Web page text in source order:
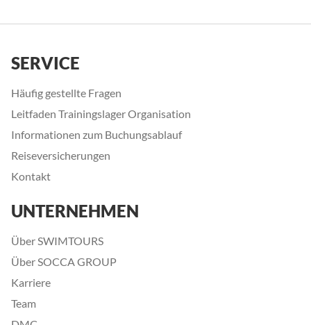
SERVICE
Häufig gestellte Fragen
Leitfaden Trainingslager Organisation
Informationen zum Buchungsablauf
Reiseversicherungen
Kontakt
UNTERNEHMEN
Über SWIMTOURS
Über SOCCA GROUP
Karriere
Team